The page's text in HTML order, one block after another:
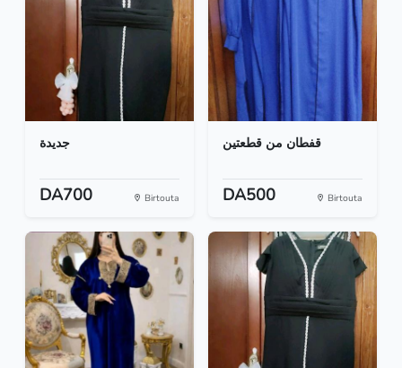
جديدة
DA700 Birtouta
قفطان من قطعتين
DA500 Birtouta